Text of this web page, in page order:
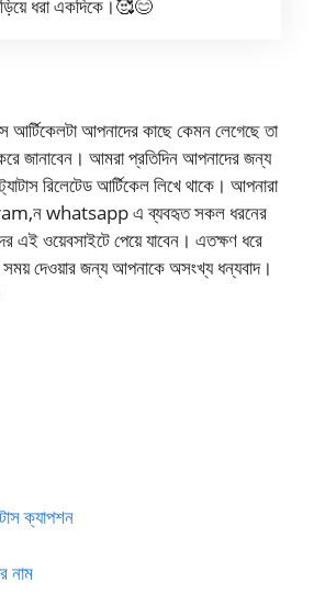
ধরা একদিকে।🥰😊
আর্টিকেলটা আপনাদের কাছে কেমন লেগেছে তা
জানাবেন। আমরা প্রতিদিন আপনাদের জন্য
রিলেটেড আর্টিকেল লিখে থাকে। আপনারা
whatsapp এ ব্যবহৃত সকল ধরনের
এই ওয়েবসাইটে পেয়ে যাবেন। এতক্ষণ ধরে
দেওয়ার জন্য আপনাকে অসংখ্য ধন্যবাদ।
ক্যাপশন
নাম